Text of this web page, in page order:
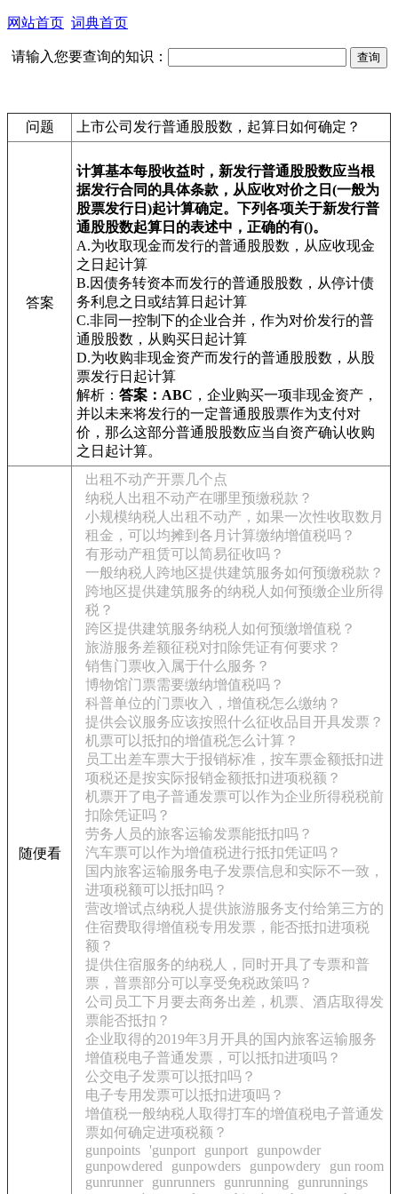
网站首页 词典首页
请输入您要查询的知识：
问题 上市公司发行普通股股数，起算日如何确定？
答案
计算基本每股收益时，新发行普通股股数应当根
据发行合同的具体条款，从应收对价之日(一般为
股票发行日)起计算确定。下列各项关于新发行普
通股股数起算日的表述中，正确的有()。
A.为收取现金而发行的普通股股数，从应收现金
之日起计算
B.因债务转资本而发行的普通股股数，从停计债
务利息之日或结算日起计算
C.非同一控制下的企业合并，作为对价发行的普
通股股数，从购买日起计算
D.为收购非现金资产而发行的普通股股数，从股
票发行日起计算
解析： 答案：ABC ，企业购买一项非现金资产，
并以未来将发行的一定普通股股票作为支付对
价，那么这部分普通股股数应当自资产确认收购
之日起计算。
随便看
出租不动产开票几个点
纳税人出租不动产在哪里预缴税款？
小规模纳税人出租不动产，如果一次性收取数月
租金，可以均摊到各月计算缴纳增值税吗？
有形动产租赁可以简易征收吗？
一般纳税人跨地区提供建筑服务如何预缴税款？
跨地区提供建筑服务的纳税人如何预缴企业所得
税？
跨区提供建筑服务纳税人如何预缴增值税？
旅游服务差额征税对扣除凭证有何要求？
销售门票收入属于什么服务？
博物馆门票需要缴纳增值税吗？
科普单位的门票收入，增值税怎么缴纳？
提供会议服务应该按照什么征收品目开具发票？
机票可以抵扣的增值税怎么计算？
员工出差车票大于报销标准，按车票金额抵扣进
项税还是按实际报销金额抵扣进项税额？
机票开了电子普通发票可以作为企业所得税税前
扣除凭证吗？
劳务人员的旅客运输发票能抵扣吗？
汽车票可以作为增值税进行抵扣凭证吗？
国内旅客运输服务电子发票信息和实际不一致，
进项税额可以抵扣吗？
营改增试点纳税人提供旅游服务支付给第三方的
住宿费取得增值税专用发票，能否抵扣进项税
额？
提供住宿服务的纳税人，同时开具了专票和普
票，普票部分可以享受免税政策吗？
公司员工下月要去商务出差，机票、酒店取得发
票能否抵扣？
企业取得的2019年3月开具的国内旅客运输服务
增值税电子普通发票，可以抵扣进项吗？
公交电子发票可以抵扣吗？
电子专用发票可以抵扣进项吗？
增值税一般纳税人取得打车的增值税电子普通发
票如何确定进项税额？
gunpoints 'gunport gunport
gunpowder
gunpowdered
gunpowders gunpowdery
gun room
gunrunner
gunrunners gunrunning
gunrunnings